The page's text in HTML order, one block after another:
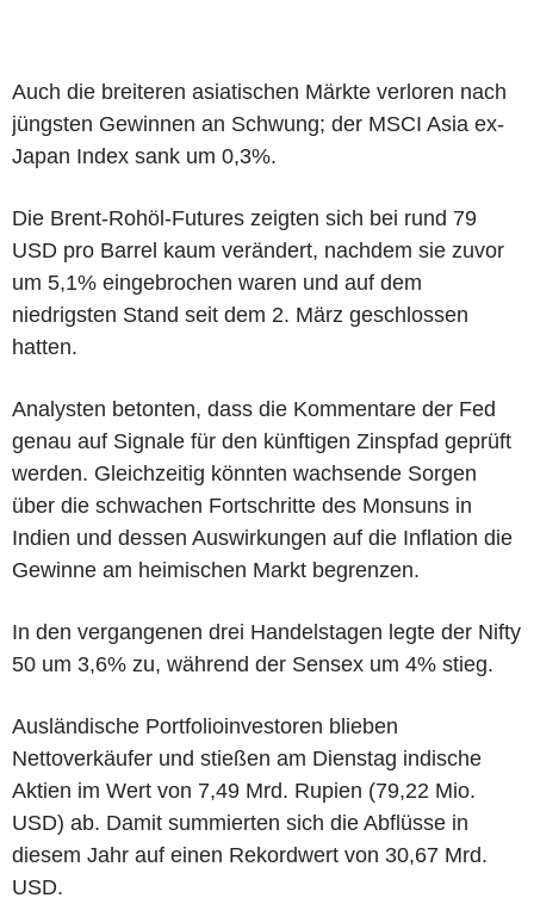
Auch die breiteren asiatischen Märkte verloren nach
jüngsten Gewinnen an Schwung; der MSCI Asia ex-
Japan Index sank um 0,3%.
Die Brent-Rohöl-Futures zeigten sich bei rund 79
USD pro Barrel kaum verändert, nachdem sie zuvor
um 5,1% eingebrochen waren und auf dem
niedrigsten Stand seit dem 2. März geschlossen
hatten.
Analysten betonten, dass die Kommentare der Fed
genau auf Signale für den künftigen Zinspfad geprüft
werden. Gleichzeitig könnten wachsende Sorgen
über die schwachen Fortschritte des Monsuns in
Indien und dessen Auswirkungen auf die Inflation die
Gewinne am heimischen Markt begrenzen.
In den vergangenen drei Handelstagen legte der Nifty
50 um 3,6% zu, während der Sensex um 4% stieg.
Ausländische Portfolioinvestoren blieben
Nettoverkäufer und stießen am Dienstag indische
Aktien im Wert von 7,49 Mrd. Rupien (79,22 Mio.
USD) ab. Damit summierten sich die Abflüsse in
diesem Jahr auf einen Rekordwert von 30,67 Mrd.
USD.